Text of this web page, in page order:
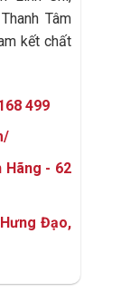
Tâm
kết chất
499
Hãng - 62
Đạo,